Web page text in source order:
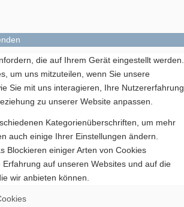
die auf Ihrem Gerät eingestellt werden.
um uns mitzuteilen, wenn Sie unsere
Sie mit uns interagieren, Ihre Nutzererfahrung
zu unserer Website anpassen.
Kategorienüberschriften, um mehr
auch einige Ihrer Einstellungen ändern.
Blockieren einiger Arten von Cookies
auf unseren Websites und auf die
wir anbieten können.